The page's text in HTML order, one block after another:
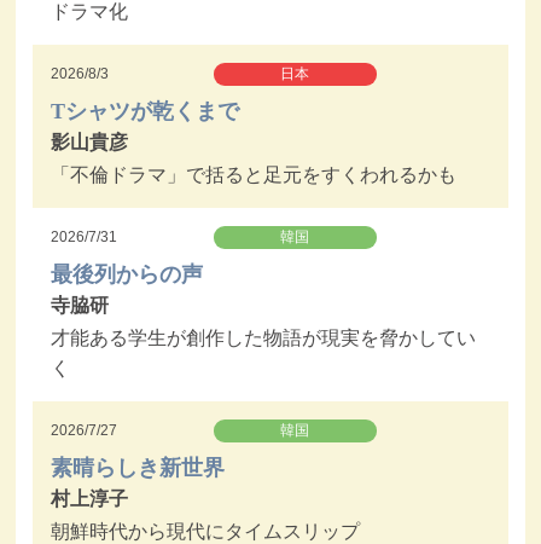
ドラマ化
2026/8/3 日本
Tシャツが乾くまで
影山貴彦
「不倫ドラマ」で括ると足元をすくわれるかも
2026/7/31 韓国
最後列からの声
寺脇研
才能ある学生が創作した物語が現実を脅かしてい
く
2026/7/27 韓国
素晴らしき新世界
村上淳子
朝鮮時代から現代にタイムスリップ